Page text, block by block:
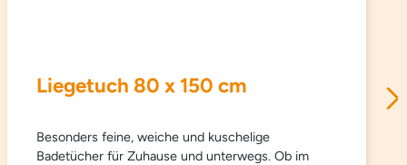
Liegetuch 80 x 150 cm
Besonders feine, weiche und kuschelige
Badetücher für Zuhause und unterwegs. Ob im